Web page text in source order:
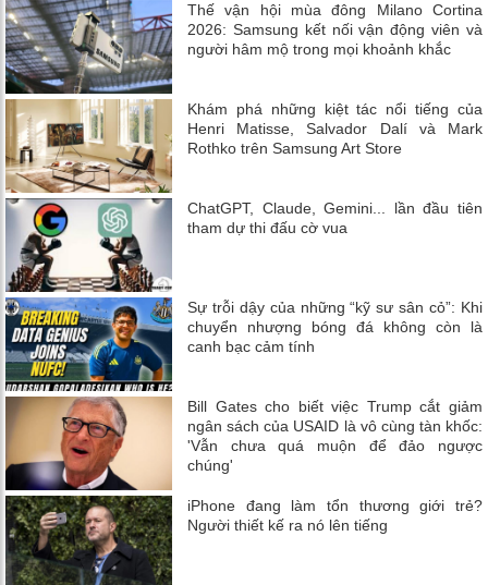
Thế vận hội mùa đông Milano Cortina
2026: Samsung kết nối vận động viên và
người hâm mộ trong mọi khoảnh khắc
Khám phá những kiệt tác nổi tiếng của
Henri Matisse, Salvador Dalí và Mark
Rothko trên Samsung Art Store
ChatGPT, Claude, Gemini... lần đầu tiên
tham dự thi đấu cờ vua
Sự trỗi dậy của những “kỹ sư sân cỏ”: Khi
chuyển nhượng bóng đá không còn là
canh bạc cảm tính
Bill Gates cho biết việc Trump cắt giảm
ngân sách của USAID là vô cùng tàn khốc:
'Vẫn chưa quá muộn để đảo ngược
chúng'
iPhone đang làm tổn thương giới trẻ?
Người thiết kế ra nó lên tiếng